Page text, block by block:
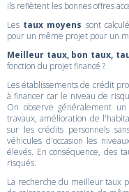
ils reflètent les bonnes offres
Les taux moyens sont
pour un même projet pour un
Meilleur taux, bon taux,
fonction du projet financé ?
Les établissements de crédit
à financer car le niveau de
On observe généralement
travaux, amélioration de
sur les crédits personnels
véhicules d'occasion les
élevés. En conséquence, des
risqués.
La recherche du meilleur taux